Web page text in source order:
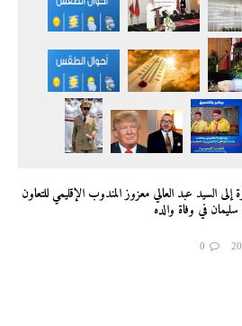
إلى السيد عبد العالي معزوز المندوب الإقليمي للتعاون
في وفاة والده
0